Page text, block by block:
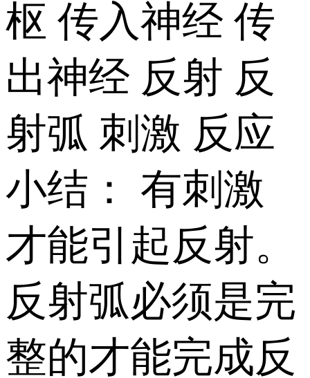
枢 传入神经 传
出神经 反射 反
射弧 刺激 反应
小结： 有刺激
才能引起反射。
反射弧必须是完
整的才能完成反